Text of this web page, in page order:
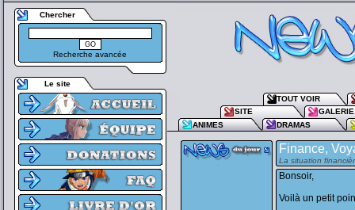
Chercher
Recherche avancée
Le site
TOUT VOIR
SITE
GALERIE
ANIMES
DRAMAS
Finance,
La situation
Bonsoir,
Voilà un petit